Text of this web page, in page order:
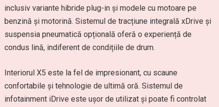
inclusiv variante hibride plug-in și modele cu motoare pe
benzină și motorină. Sistemul de tracțiune integrală xDrive și
suspensia pneumatică opțională oferă o experiență de
condus lină, indiferent de condițiile de drum.
Interiorul X5 este la fel de impresionant, cu scaune
confortabile și tehnologie de ultimă oră. Sistemul de
infotainment iDrive este ușor de utilizat și poate fi controlat